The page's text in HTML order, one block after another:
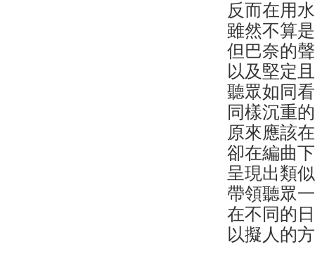
反而在用
雖然不算
但巴奈的
以及堅定
聽眾如同
同樣沉重
原來應該
卻在編曲
呈現出類
帶領聽眾
在不同的
以擬人的